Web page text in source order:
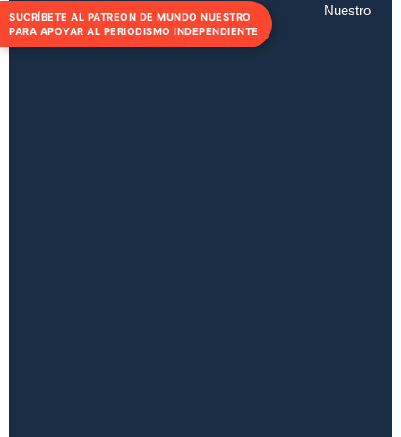
Nuestro
SUCRÍBETE AL PATREON DE MUNDO NUESTRO
PARA APOYAR AL PERIODISMO INDEPENDIENTE